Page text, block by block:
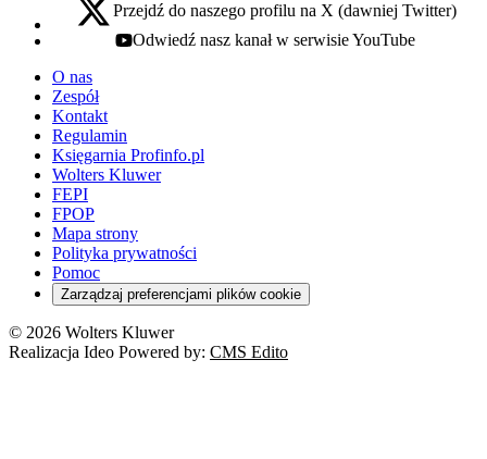
x - otwiera się w nowej karcie
Przejdź do naszego profilu na X (dawniej Twitter)
youtube - otwiera się w nowej karcie
Odwiedź nasz kanał w serwisie YouTube
O nas
Zespół
Kontakt
Regulamin
Księgarnia Profinfo.pl
Wolters Kluwer
FEPI
FPOP
Mapa strony
Polityka prywatności
Pomoc
Zarządzaj preferencjami plików cookie
© 2026 Wolters Kluwer
Realizacja Ideo Powered by: CMS Edito